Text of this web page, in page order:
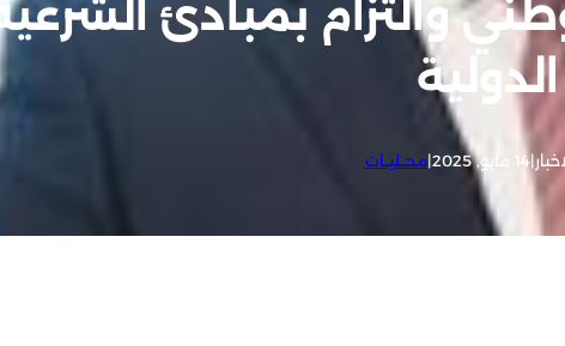
والتزام بمبادئ الشرعية
الدولية
|14 مايو, 2025 |محــليــات